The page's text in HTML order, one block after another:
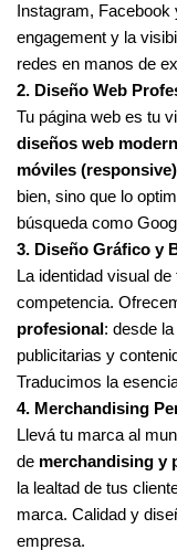
Instagram, Facebook
engagement y la
redes en manos de
2. Diseño Web
Tu página web es tu
diseños web
móviles (responsive)
bien, sino que lo
búsqueda como
3. Diseño Gráfico y
La identidad visual
competencia.
profesional: desde
publicitarias y
Traducimos la
4. Merchandising
Llevá tu marca al
de merchandising y
la lealtad de tus
marca. Calidad y
empresa.